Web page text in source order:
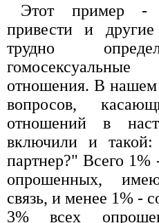
Этот пример
привести и
трудно
отношения. В нашем
вопросов,
отношений в
включили и
партнер?" Всего 1%
опрошенных,
связь, и менее 1% -
3% всех